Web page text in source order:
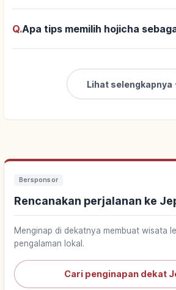
Q.Apa tips memilih hojicha
Lihat selengkapnya
Bersponsor
Rencanakan perjalanan ke
Menginap di dekatnya membuat wisata
pengalaman lokal.
Cari penginapan dekat